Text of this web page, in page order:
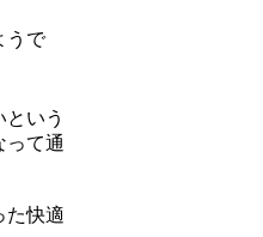
うで
いう
って通
た快適